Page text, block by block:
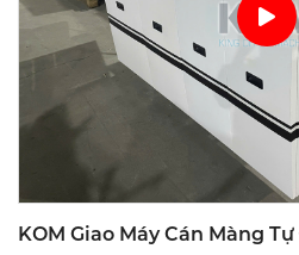
KOM Giao Máy Cán Màng